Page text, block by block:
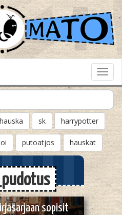
hauska sk harrypotter
putoatjos hauskat
sopisit